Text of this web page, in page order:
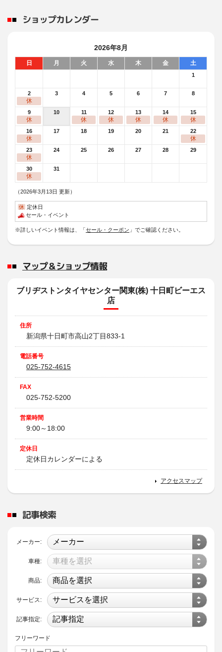
2026年4月9日
★クリーン活動★
夕暮れ時のレグノとレオニス♪
春の夕日をバックに...当店では、色々なホイールメーカーのホイールを取り扱っております！おすすめはレグノGR-XⅢとの組み合わせです！ご来店お待ちしております♪
2026年3月17日
スタッフ日記
【!NEW!】新商品発売
2026年3月9日
★オイル交換作業★
お世話になっております。
2026年3月6日
2026年3月6日
商用車に求められる基本性能を追求したブリヂストンの商用バン･小型トラック専用スタンダードタイヤ
ECOPIA R710
長持ちで低燃費を追求した商用バン･小型トラック専用タイヤ
2026年3月6日
商品情報
BLIZZAK DM-V3
SUV専用ブリザック
ショップカレンダー
2026年8月
日 月 火 水 木 金 土
1
2
休
3 4 5 6 7 8
9
休
10 11
休
12
休
13
休
14
休
15
休
16
休
17 18 19 20 21 22
休
23
休
24 25 26 27 28 29
30
休
31
（2026年3月13日 更新）
休 定休日
セール・イベント
※詳しいイベント情報は、「セール・クーポン 」でご確認ください。
マップ＆ショップ情報
ブリヂストンタイヤセンター関東(株) 十日町ビーエス
店
住所
新潟県十日町市高山2丁目833-1
電話番号
025-752-4615
FAX
025-752-5200
営業時間
9:00～18:00
定休日
定休日カレンダーによる
アクセスマップ
記事検索
メーカー:
車種:
商品:
サービス:
記事指定:
フリーワード